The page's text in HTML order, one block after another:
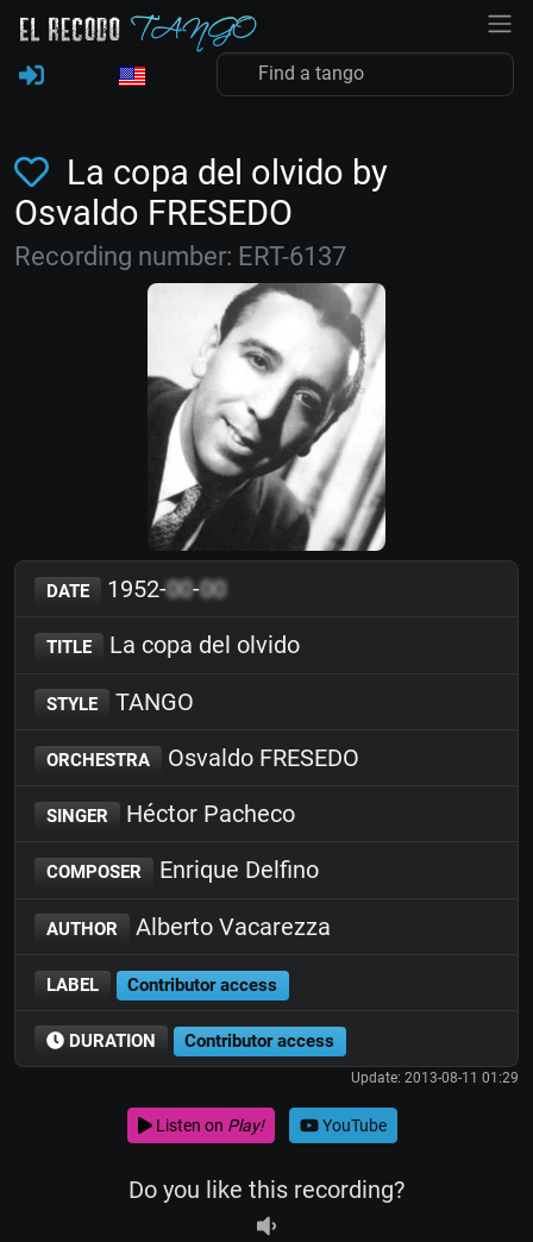
La copa del olvido by
Osvaldo FRESEDO
Recording number: ERT-6137
DATE 1952-00-00
TITLE La copa del olvido
STYLE TANGO
ORCHESTRA Osvaldo FRESEDO
SINGER Héctor Pacheco
COMPOSER Enrique Delfino
AUTHOR Alberto Vacarezza
LABEL Contributor access
DURATION Contributor access
Update: 2013-08-11 01:29
Listen on Play! YouTube
Do you like this recording?